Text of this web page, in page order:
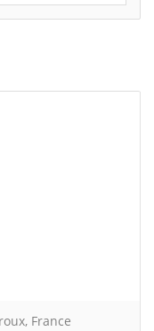
France